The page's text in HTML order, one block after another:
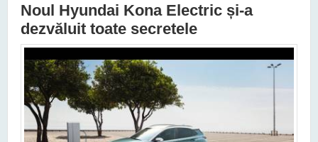
Noul Hyundai Kona Electric și-a
dezvăluit toate secretele